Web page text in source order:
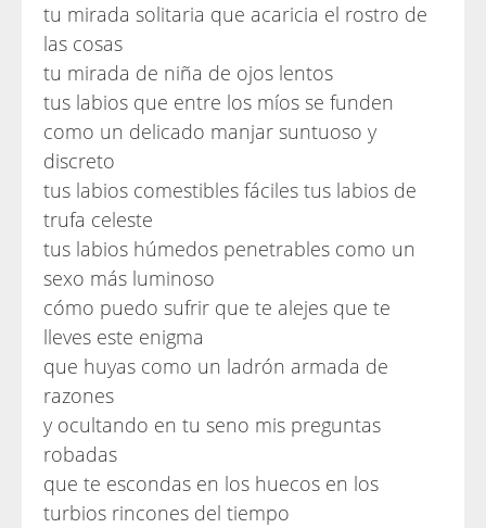
tu mirada solitaria que acaricia el rostro de
las cosas
tu mirada de niña de ojos lentos
tus labios que entre los míos se funden
como un delicado manjar suntuoso y
discreto
tus labios comestibles fáciles tus labios de
trufa celeste
tus labios húmedos penetrables como un
sexo más luminoso
cómo puedo sufrir que te alejes que te
lleves este enigma
que huyas como un ladrón armada de
razones
y ocultando en tu seno mis preguntas
robadas
que te escondas en los huecos en los
turbios rincones del tiempo